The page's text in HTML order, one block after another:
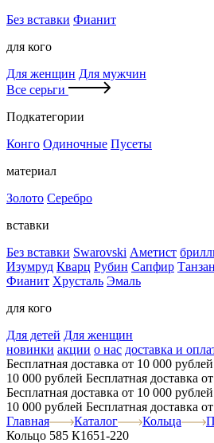
Без вставки Фианит
для кого
Для женщин Для мужчин
Все серьги
Подкатегории
Конго Одиночные Пусеты
материал
Золото Серебро
вставки
Без вставки Swarovski Аметист
Изумруд Кварц Рубин Сапфир
Фианит Хрусталь Эмаль
для кого
Для детей Для женщин
новинки акции о нас доставка и
Бесплатная доставка от 10 000 рублей
10 000 рублей Бесплатная доставка
Бесплатная доставка от 10 000 рублей
10 000 рублей Бесплатная доставка
Главная
Каталог Кольца
Кольцо 585 К1651-220